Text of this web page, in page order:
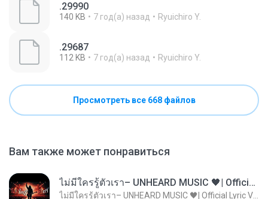
.29990
140 KB 7 год(а) назад Ryuichiro Y.
.29687
112 KB 7 год(а) назад Ryuichiro Y.
Просмотреть все 668 файлов
Вам также может понравиться
ไม่มีใครรู้ตัวเรา– UNHEARD MUSIC 🖤| Official Lyric Video | เพลงสู้ชีวิต